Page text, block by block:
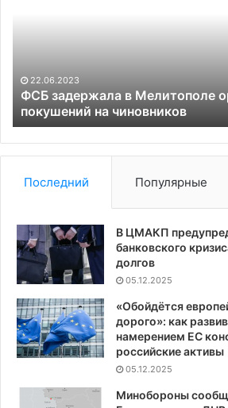
чиновников
22.06.2023
ФСБ задержала в Мелитополе
покушений на чиновников
Последний Популярные
В ЦМАКП
банковского
долгов
05.12.2025
«Обойдётся
дорого»: как
намерением ЕС
российские активы
05.12.2025
Минобороны